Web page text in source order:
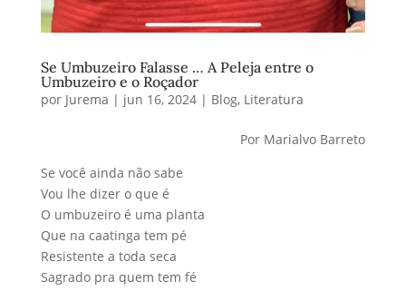
Se Umbuzeiro Falasse … A Peleja entre o
Umbuzeiro e o Roçador
por Jurema | jun 16, 2024| Blog, Literatura
Por Marialvo Barreto
Se você ainda não sabe
Vou lhe dizer o que é
O umbuzeiro é uma planta
Que na caatinga tem pé
Resistente a toda seca
Sagrado pra quem tem fé